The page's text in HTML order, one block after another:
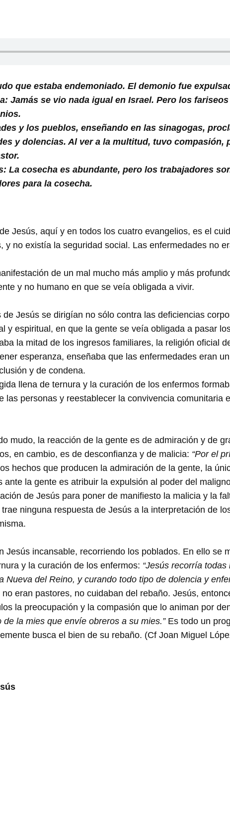
que estaba endemoniado. El demonio fue
Jamás se vio nada igual en Israel. Pero los
y los pueblos, enseñando en las sinagogas,
y dolencias. Al ver a la multitud, tuvo compasión,
La cosecha es abundante, pero los trabajadores
para la cosecha.
Jesús, aquí y en todos los cuatro evangelios, es el
y no existía la seguridad social. Las enfermedades no
de un mal mucho más amplio y más
y no humano en que se veía obligada a vivir.
Jesús se dirigían no sólo contra las deficiencias
y espiritual, en que la gente se veía obligada a pasar
la mitad de los ingresos familiares, la religión oficial
esperanza, enseñaba que las enfermedades eran
y de condena.
llena de ternura y la curación de los enfermos
las personas y reestablecer la convivencia comunitaria
mudo, la reacción de la gente es de admiración y de
en cambio, es de desconfianza y de malicia: “Por el
hechos que producen la admiración de la gente, la
ante la gente es atribuir la expulsión al poder del
de Jesús para poner de manifiesto la malicia y la
ninguna respuesta de Jesús a la interpretación de
Jesús incansable, recorriendo los poblados. En ello se
y la curación de los enfermos: “Jesús recorría
Nueva del Reino, y curando todo tipo de dolencia y
eran pastores, no cuidaban del rebaño. Jesús,
la preocupación y la compasión que lo animan por
la mies que envíe obreros a su mies.” Es todo un
busca el bien de su rebaño. (Cf Joan Miguel